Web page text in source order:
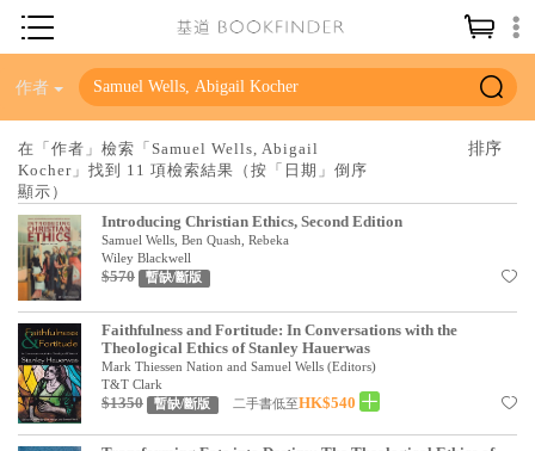
神學／教義
聖經
信仰入門
教會歷史
靈修／禱告
信徒生活
教會事工
分齡牧養
作者
在「作者」檢索「Samuel Wells, Abigail
Kocher」找到 11 項檢索結果（按「日期」倒序
顯示）
Introducing Christian Ethics, Second Edition
Samuel Wells, Ben Quash, Rebeka
Wiley Blackwell
$570 暫缺/斷版
Faithfulness and Fortitude: In Conversations with the
Theological Ethics of Stanley Hauerwas
Mark Thiessen Nation and Samuel Wells (Editors)
T&T Clark
$1350 暫缺/斷版 二手書低至HK$540